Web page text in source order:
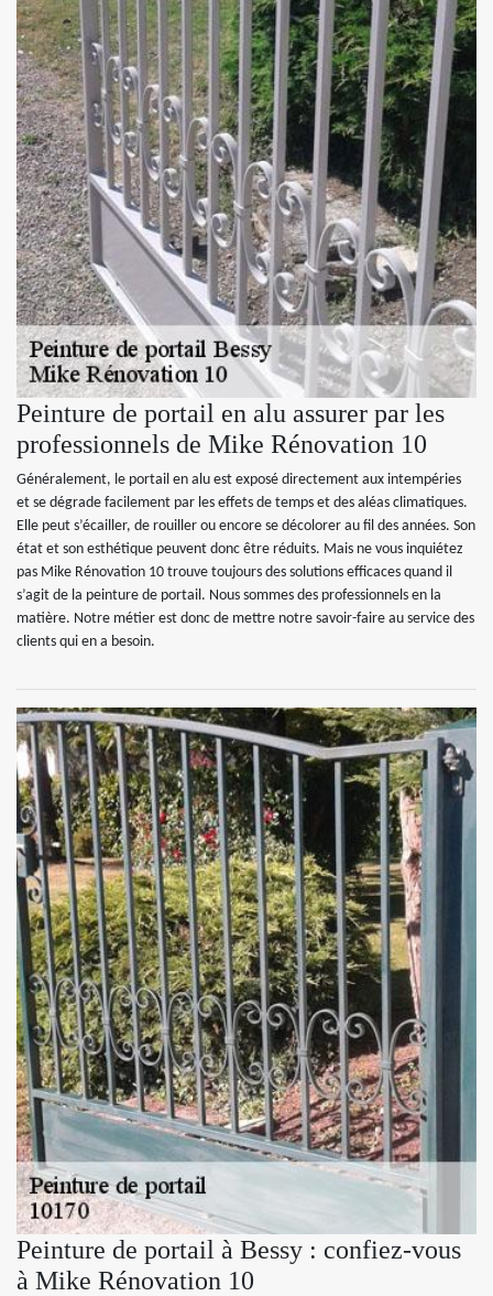
Peinture de portail en alu assurer par les
professionnels de Mike Rénovation 10
Généralement, le portail en alu est exposé directement aux intempéries
et se dégrade facilement par les effets de temps et des aléas climatiques.
Elle peut s’écailler, de rouiller ou encore se décolorer au fil des années. Son
état et son esthétique peuvent donc être réduits. Mais ne vous inquiétez
pas Mike Rénovation 10 trouve toujours des solutions efficaces quand il
s’agit de la peinture de portail. Nous sommes des professionnels en la
matière. Notre métier est donc de mettre notre savoir-faire au service des
clients qui en a besoin.
Peinture de portail à Bessy : confiez-vous
à Mike Rénovation 10